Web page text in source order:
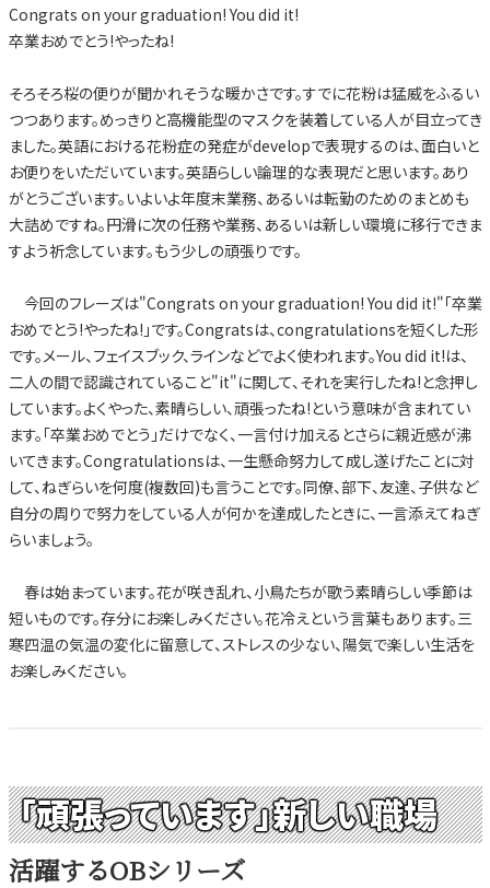
Congrats on your graduation! You did it!
卒業おめでとう!やったね!
そろそろ桜の便りが聞かれそうな暖かさです。すでに花粉は猛威をふるい
つつあります。めっきりと高機能型のマスクを装着している人が目立ってき
ました。英語における花粉症の発症がdevelopで表現するのは、面白いと
お便りをいただいています。英語らしい論理的な表現だと思います。あり
がとうございます。いよいよ年度末業務、あるいは転勤のためのまとめも
大詰めですね。円滑に次の任務や業務、あるいは新しい環境に移行できま
すよう祈念しています。もう少しの頑張りです。
今回のフレーズは"Congrats on your graduation! You did it!"「卒業
おめでとう!やったね!」です。Congratsは、congratulationsを短くした形
です。メール、フェイスブック、ラインなどでよく使われます。You did it!は、
二人の間で認識されていること"it"に関して、それを実行したね!と念押し
しています。よくやった、素晴らしい、頑張ったね!という意味が含まれてい
ます。「卒業おめでとう」だけでなく、一言付け加えるとさらに親近感が沸
いてきます。Congratulationsは、一生懸命努力して成し遂げたことに対
して、ねぎらいを何度(複数回)も言うことです。同僚、部下、友達、子供など
自分の周りで努力をしている人が何かを達成したときに、一言添えてねぎ
らいましょう。
春は始まっています。花が咲き乱れ、小鳥たちが歌う素晴らしい季節は
短いものです。存分にお楽しみください。花冷えという言葉もあります。三
寒四温の気温の変化に留意して、ストレスの少ない、陽気で楽しい生活を
お楽しみください。
「頑張っています」新しい職場
活躍するOBシリーズ